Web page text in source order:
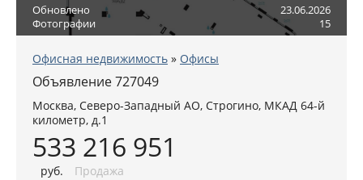
Обновлено
23.06.2026
Фотографии
15
Офисная недвижимость » Офисы
Объявление 727049
Москва, Северо-Западный АО, Строгино, МКАД 64-й
километр, д.1
533 216 951
руб. Продажа